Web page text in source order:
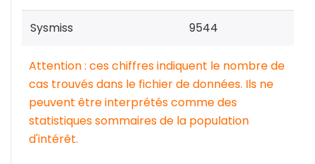
Sysmiss 9544
Attention : ces chiffres indiquent le nombre de
cas trouvés dans le fichier de données. Ils ne
peuvent être interprétés comme des
statistiques sommaires de la population
d'intérêt.